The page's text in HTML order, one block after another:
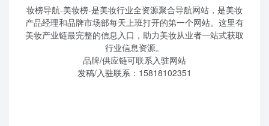
妆榜导航-美妆榜-是美妆行业全资源聚合导航网站，是美妆
产品经理和品牌市场部每天上班打开的第一个网站。这里有
美妆产业链最完整的信息入口，助力美妆从业者一站式获取
行业信息资源。
品牌/供应链可联系入驻网站
发稿/入驻联系：15818102351